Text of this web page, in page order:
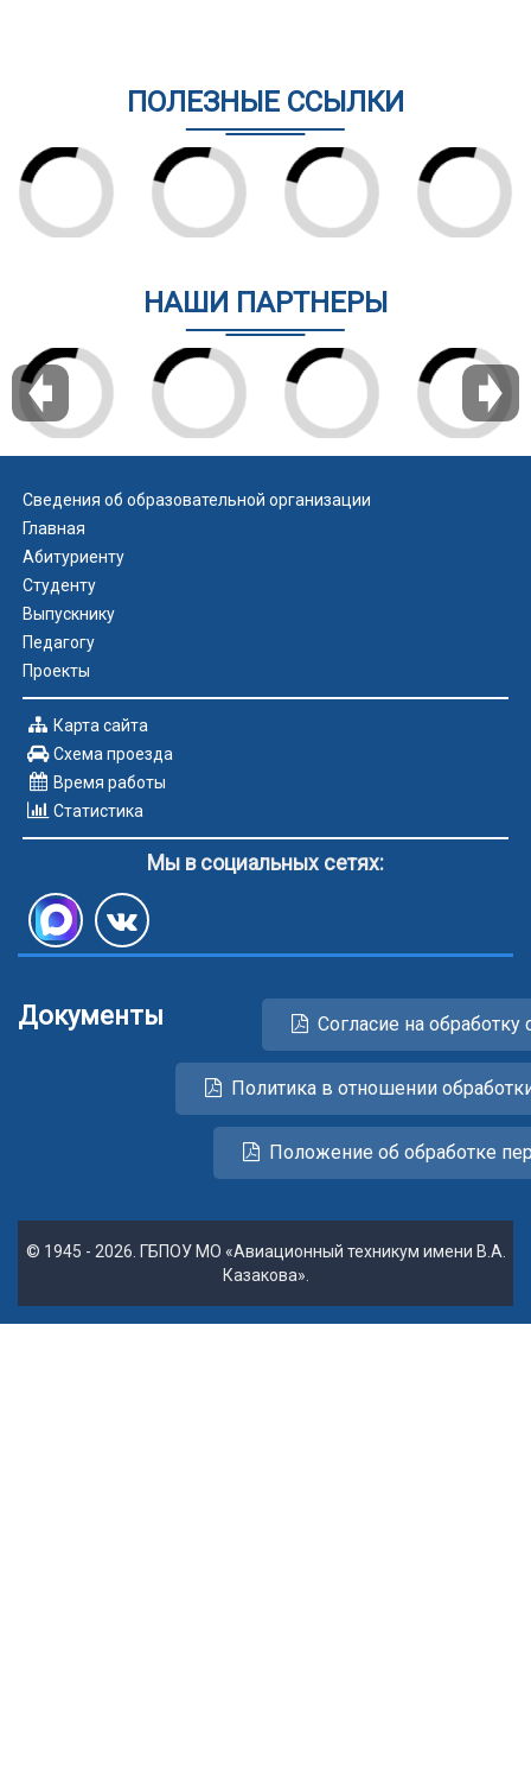
ПОЛЕЗНЫЕ ССЫЛКИ
НАШИ ПАРТНЕРЫ
Сведения об образовательной организации
Главная
Абитуриенту
Студенту
Выпускнику
Педагогу
Проекты
Карта сайта
Схема проезда
Время работы
Статистика
Мы в социальных сетях:
Документы Согласие на
Политика в отношении
Положение об обработке
© 1945 - 2026. ГБПОУ МО «Авиационный техникум имени В.А.
Казакова».